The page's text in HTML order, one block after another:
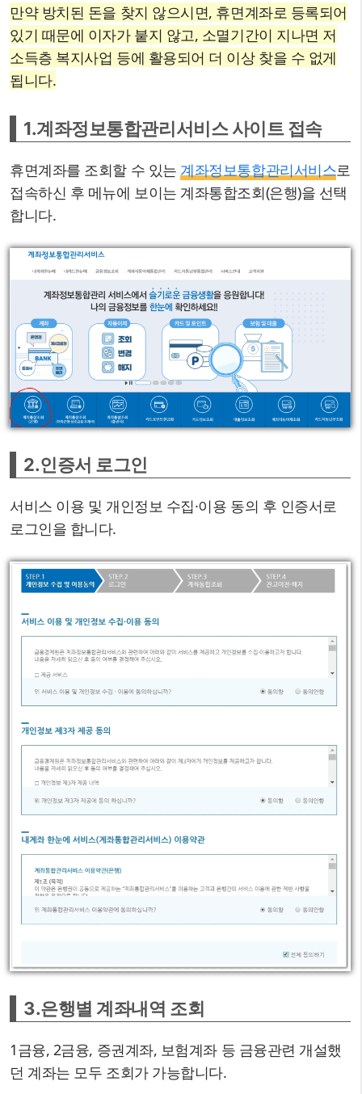
만약 방치된 돈을 찾지 않으시면, 휴면계좌로 등록되어
있기 때문에 이자가 붙지 않고, 소멸기간이 지나면 저
소득층 복지사업 등에 활용되어 더 이상 찾을 수 없게
됩니다.
1.계좌정보통합관리서비스 사이트 접속
휴면계좌를 조회할 수 있는계좌정보통합관리서비스로
접속하신 후 메뉴에 보이는 계좌통합조회(은행)을 선택
합니다.
2.인증서 로그인
서비스 이용 및 개인정보 수집·이용 동의 후 인증서로
로그인을 합니다.
3.은행별 계좌내역 조회
1금융, 2금융, 증권계좌, 보험계좌 등 금융관련 개설했
던 계좌는 모두 조회가 가능합니다.